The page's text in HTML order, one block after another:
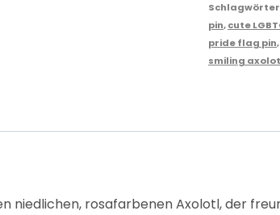
pin,cute
pride flag pin,
smiling
niedlichen, rosafarbenen Axolotl, der